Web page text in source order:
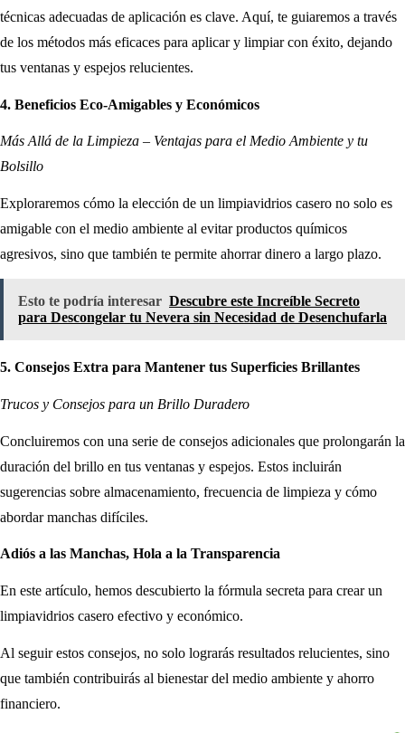
técnicas adecuadas de aplicación es clave. Aquí, te guiaremos a través
de los métodos más eficaces para aplicar y limpiar con éxito, dejando
tus ventanas y espejos relucientes.
4. Beneficios Eco-Amigables y Económicos
Más Allá de la Limpieza – Ventajas para el Medio Ambiente y tu
Bolsillo
Exploraremos cómo la elección de un limpiavidrios casero no solo es
amigable con el medio ambiente al evitar productos químicos
agresivos, sino que también te permite ahorrar dinero a largo plazo.
Esto te podría interesar Descubre este Increíble Secreto
para Descongelar tu Nevera sin Necesidad de Desenchufarla
5. Consejos Extra para Mantener tus Superficies Brillantes
Trucos y Consejos para un Brillo Duradero
Concluiremos con una serie de consejos adicionales que prolongarán la
duración del brillo en tus ventanas y espejos. Estos incluirán
sugerencias sobre almacenamiento, frecuencia de limpieza y cómo
abordar manchas difíciles.
Adiós a las Manchas, Hola a la Transparencia
En este artículo, hemos descubierto la fórmula secreta para crear un
limpiavidrios casero efectivo y económico.
Al seguir estos consejos, no solo lograrás resultados relucientes, sino
que también contribuirás al bienestar del medio ambiente y ahorro
financiero.